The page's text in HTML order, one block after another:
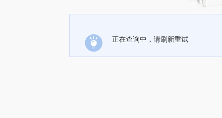
正在查询中，请刷新重试